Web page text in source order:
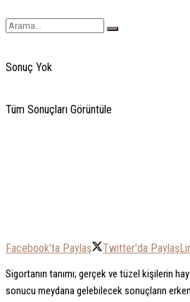
Sonuç Yok
Tüm Sonuçları Görüntüle
Facebook'ta Paylaş Twitter'da Paylaş
Sigortanın tanımı; gerçek ve tüzel kişilerin
sonucu meydana gelebilecek sonuçların